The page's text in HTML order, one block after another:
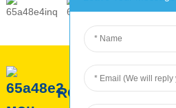
ROC-ийн тухай